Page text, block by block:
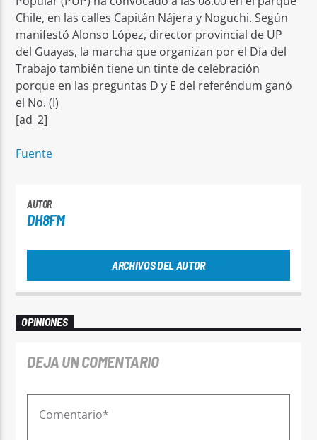
Chile, en las calles Capitán Nájera y Noguchi. Según
manifestó Alonso López, director provincial de UP
del Guayas, la marcha que organizan por el Día del
Trabajo también tiene un tinte de celebración
porque en las preguntas D y E del referéndum ganó
el No. (I)
[ad_2]
Fuente
AUTOR
DH8FM
ARCHIVOS DEL AUTOR
OPINIONES
DEJA UN COMENTARIO